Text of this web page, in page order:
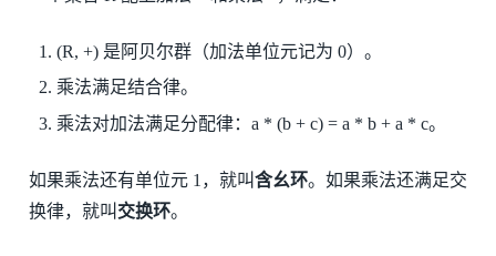
(R, +) 是阿贝尔群（加法单位元记为 0）。
乘法满足结合律。
乘法对加法满足分配律：a * (b + c) = a * b + a * c。
如果乘法还有单位元 1，就叫含幺环。如果乘法还满足交
换律，就叫 交换环。